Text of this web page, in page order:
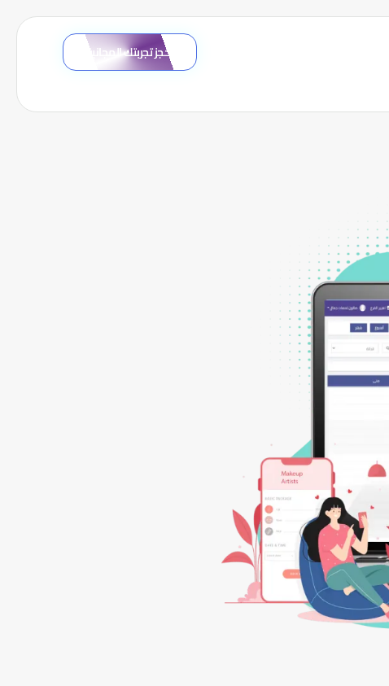
احجز تجربتك المجانية